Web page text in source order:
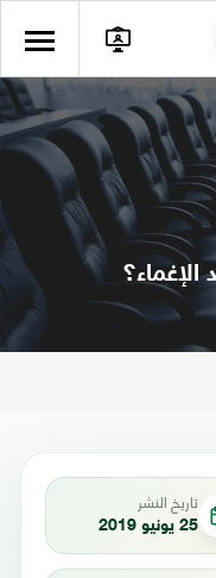
تاريخ النشر
25 يونيو 2019